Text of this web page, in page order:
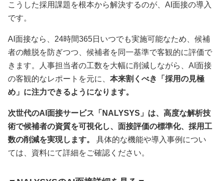
こうした採用課題を根本から解決するのが、AI面接の導入
です。
AI面接なら、24時間365日いつでも実施可能なため、候補
者の離脱を防ぎつつ、候補者を同一基準で客観的に評価で
きます。人事担当者の工数を大幅に削減しながら、AI面接
の客観的なレポートを元に、 本来割くべき「採用の見極
め」に注力できるようになります。
次世代のAI面接サービス「NALYSYS」は、高度な解析技
術で候補者の資質を可視化し、面接評価の標準化、採用工
数の削減を実現します。
具体的な機能や導入事例につい
ては、資料にて詳細をご確認ください。